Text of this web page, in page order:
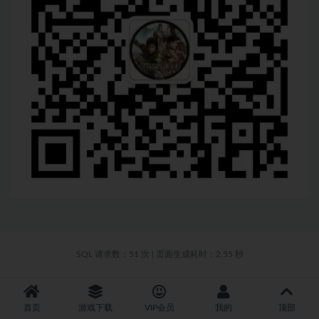
SQL 请求数：51 次 页面生成耗时：2.55 秒
首页 游戏下载 VIP会员 我的 顶部